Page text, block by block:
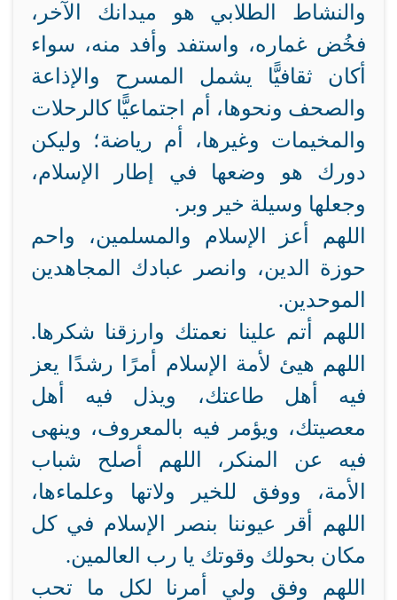
والنشاط الطلابي هو ميدانك الآخر،
فخُض غماره، واستفد وأفد منه، سواء
أكان ثقافيًّا يشمل المسرح والإذاعة
والصحف ونحوها، أم اجتماعيًّا كالرحلات
والمخيمات وغيرها، أم رياضة؛ وليكن
دورك هو وضعها في إطار الإسلام،
وجعلها وسيلة خير وبر.
اللهم أعز الإسلام والمسلمين، واحم
حوزة الدين، وانصر عبادك المجاهدين
الموحدين.
اللهم أتم علينا نعمتك وارزقنا شكرها.
اللهم هيئ لأمة الإسلام أمرًا رشدًا يعز
فيه أهل طاعتك، ويذل فيه أهل
معصيتك، ويؤمر فيه بالمعروف، وينهى
فيه عن المنكر، اللهم أصلح شباب
الأمة، ووفق للخير ولاتها وعلماءها،
اللهم أقر عيوننا بنصر الإسلام في كل
مكان بحولك وقوتك يا رب العالمين.
اللهم وفق ولي أمرنا لكل ما تحب